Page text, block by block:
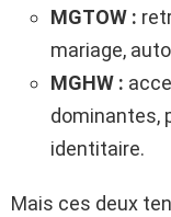
MGTOW :
mariage,
MGHW :
dominantes,
identitaire.
Mais ces deux